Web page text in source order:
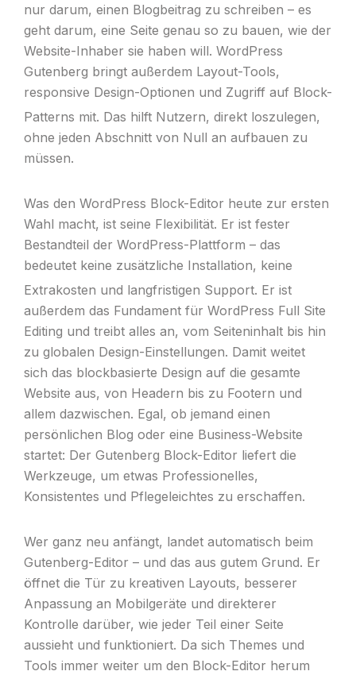
nur darum, einen Blogbeitrag zu schreiben – es
geht darum, eine Seite genau so zu bauen, wie der
Website-Inhaber sie haben will. WordPress
Gutenberg bringt außerdem Layout-Tools,
responsive Design-Optionen und Zugriff auf Block-
Patterns mit. Das hilft Nutzern, direkt loszulegen,
ohne jeden Abschnitt von Null an aufbauen zu
müssen.
Was den WordPress Block-Editor heute zur ersten
Wahl macht, ist seine Flexibilität. Er ist fester
Bestandteil der WordPress-Plattform – das
bedeutet keine zusätzliche Installation, keine
Extrakosten und langfristigen Support. Er ist
außerdem das Fundament für WordPress Full Site
Editing und treibt alles an, vom Seiteninhalt bis hin
zu globalen Design-Einstellungen. Damit weitet
sich das blockbasierte Design auf die gesamte
Website aus, von Headern bis zu Footern und
allem dazwischen. Egal, ob jemand einen
persönlichen Blog oder eine Business-Website
startet: Der Gutenberg Block-Editor liefert die
Werkzeuge, um etwas Professionelles,
Konsistentes und Pflegeleichtes zu erschaffen.
Wer ganz neu anfängt, landet automatisch beim
Gutenberg-Editor – und das aus gutem Grund. Er
öffnet die Tür zu kreativen Layouts, besserer
Anpassung an Mobilgeräte und direkterer
Kontrolle darüber, wie jeder Teil einer Seite
aussieht und funktioniert. Da sich Themes und
Tools immer weiter um den Block-Editor herum